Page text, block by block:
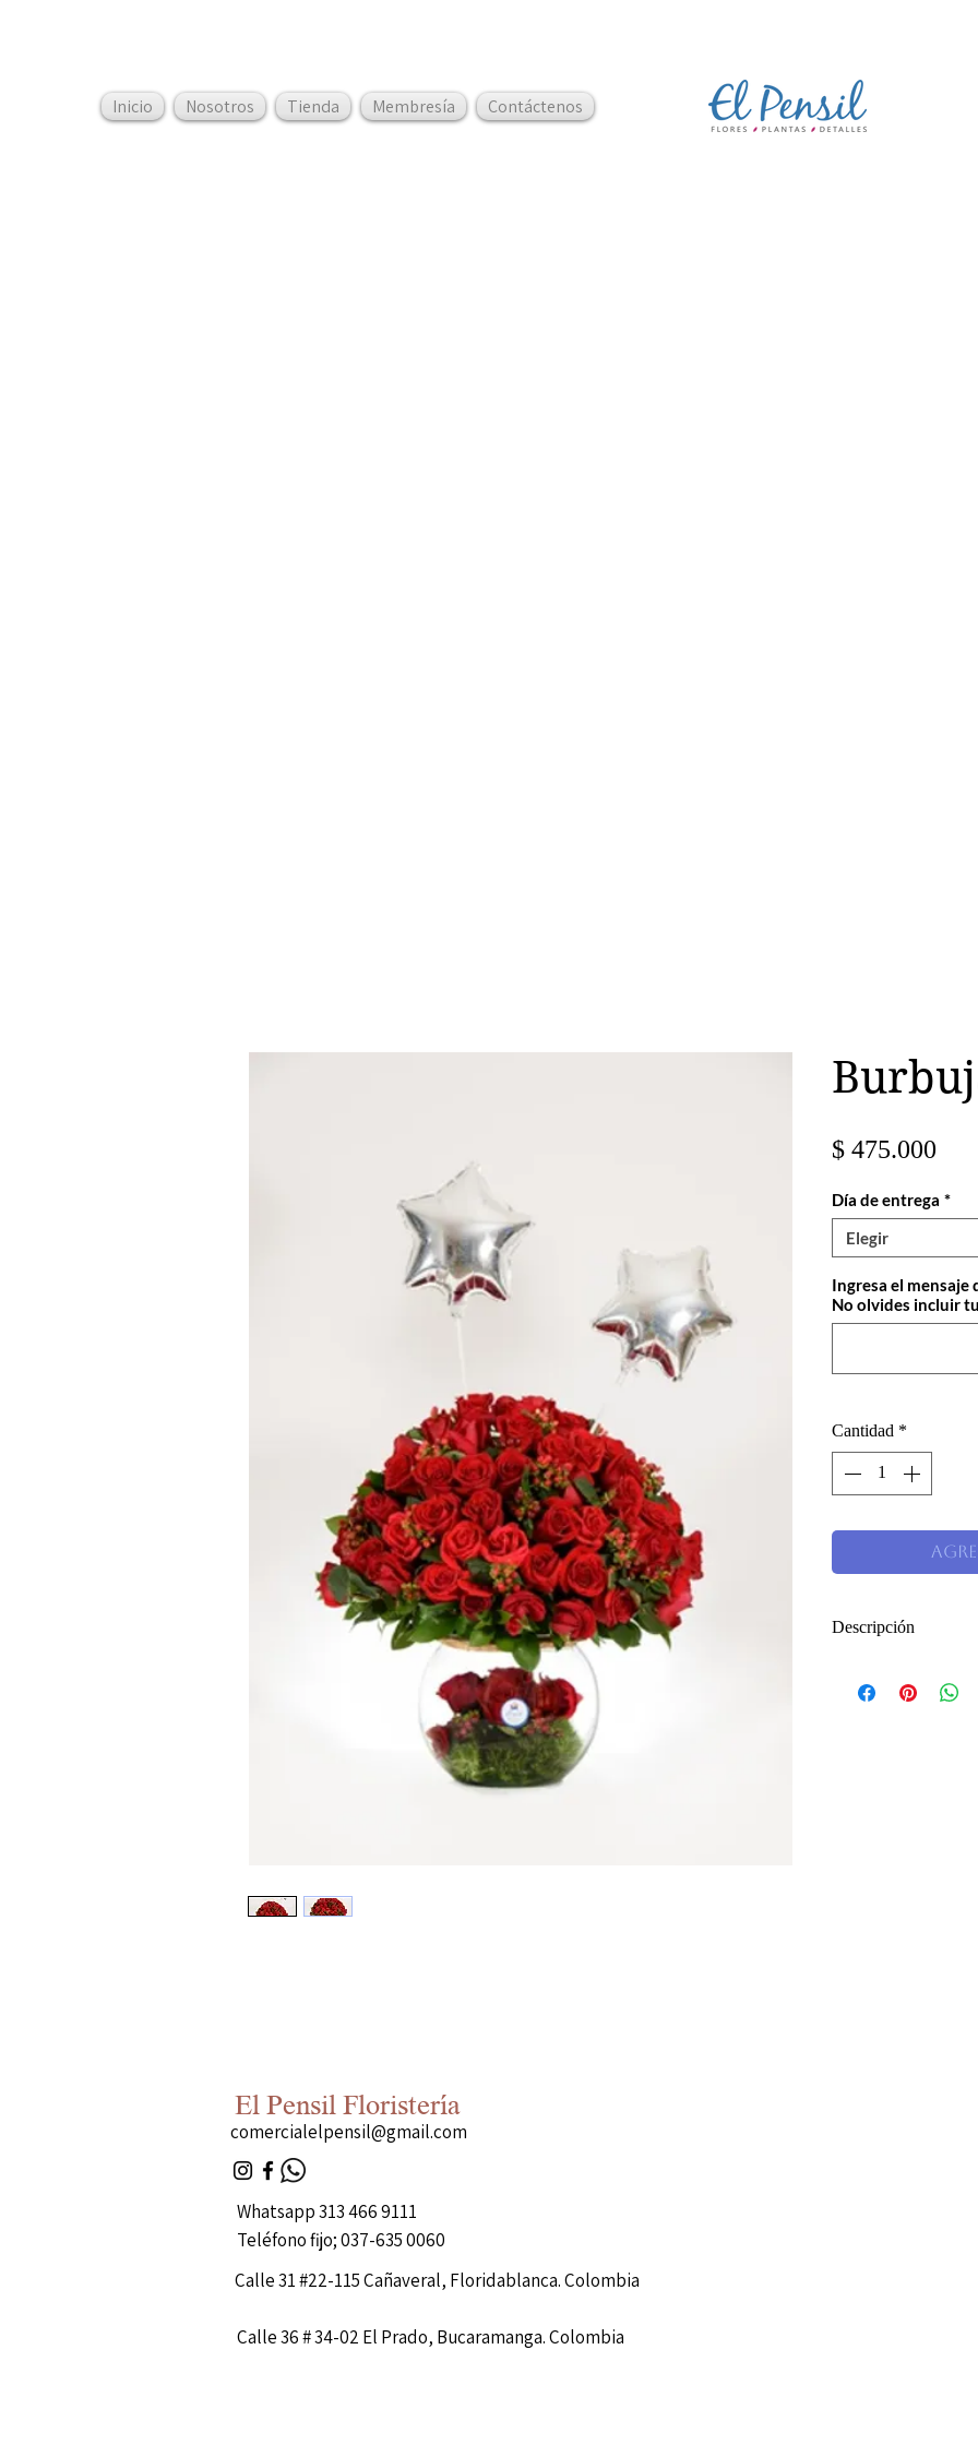
Inicio Nosotros Tienda Membresía Contáctenos
$ 475.000
Día de entrega *
Elegir
Ingresa el mensaje
No olvides incluir
Cantidad*
Descripción
hipérico rojo y
El Pensil Floristería
comercialelpensil@gmail.com
Whatsapp 313 466 9111
Teléfono fijo; 037-635 0060
Calle 31 #22-115 Cañaveral, Floridablanca. Colombia
Calle 36 # 34-02 El Prado, Bucaramanga. Colombia